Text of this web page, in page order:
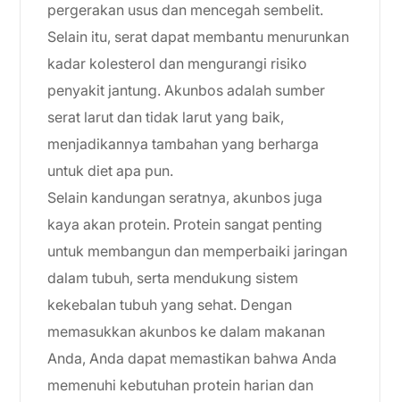
pergerakan usus dan mencegah sembelit.
Selain itu, serat dapat membantu menurunkan
kadar kolesterol dan mengurangi risiko
penyakit jantung. Akunbos adalah sumber
serat larut dan tidak larut yang baik,
menjadikannya tambahan yang berharga
untuk diet apa pun.
Selain kandungan seratnya, akunbos juga
kaya akan protein. Protein sangat penting
untuk membangun dan memperbaiki jaringan
dalam tubuh, serta mendukung sistem
kekebalan tubuh yang sehat. Dengan
memasukkan akunbos ke dalam makanan
Anda, Anda dapat memastikan bahwa Anda
memenuhi kebutuhan protein harian dan